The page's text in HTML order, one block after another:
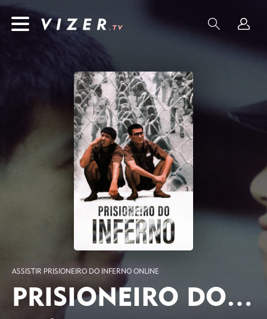
ASSISTIR PRISIONEIRO DO INFERNO ONLINE
PRISIONEIRO DO INFERNO